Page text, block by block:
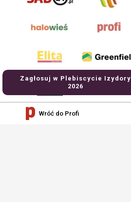
Zagłosuj w Plebiscycie Izydory
2026
Wróć do Profi